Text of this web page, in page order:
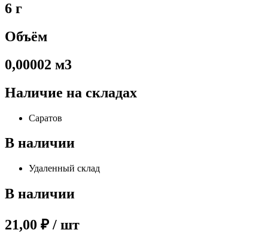
6 г
Объём
0,00002 м3
Наличие на складах
Саратов
В наличии
Удаленный склад
В наличии
21,00 ₽ / шт